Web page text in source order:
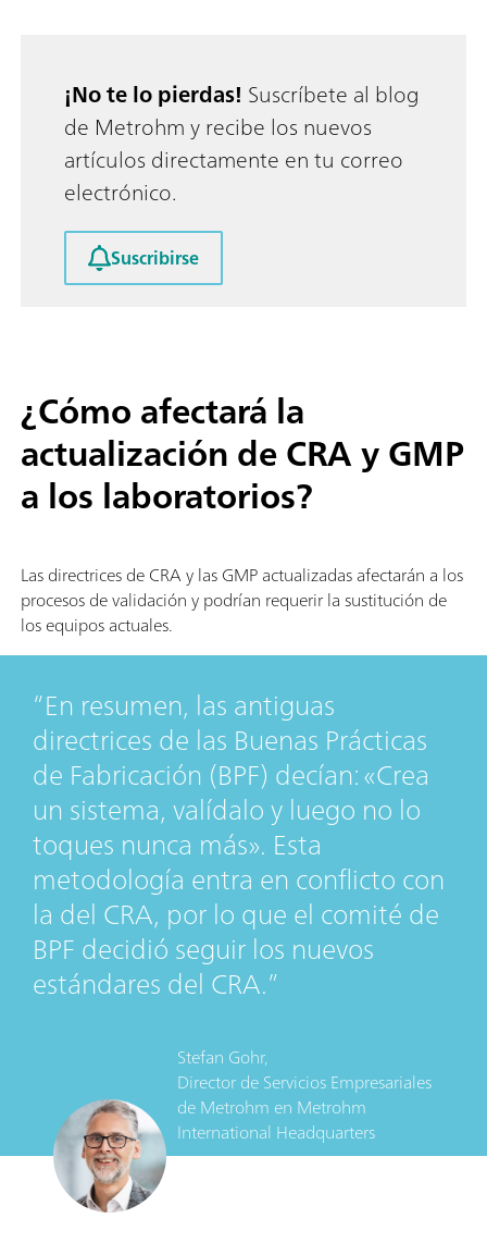
¡No te lo pierdas! Suscríbete al blog
de Metrohm y recibe los nuevos
artículos directamente en tu correo
electrónico.
Suscribirse
¿Cómo afectará la
actualización de CRA y GMP
a los laboratorios?
Las directrices de CRA y las GMP actualizadas afectarán a los
procesos de validación y podrían requerir la sustitución de
los equipos actuales.
En resumen, las antiguas
directrices de las Buenas Prácticas
de Fabricación (BPF) decían: «Crea
un sistema, valídalo y luego no lo
toques nunca más». Esta
metodología entra en conflicto con
la del CRA, por lo que el comité de
BPF decidió seguir los nuevos
estándares del CRA.
Stefan Gohr,
Director de Servicios Empresariales
de Metrohm en Metrohm
International Headquarters